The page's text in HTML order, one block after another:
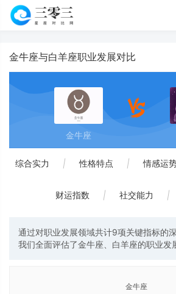
金牛座与白羊座职业发展对比
金牛座
综合实力 | 性格特点 | 情感运
财运指数 | 社交能力 |
通过对职业发展领域共计9项关键指标的
我们全面评估了金牛座、白羊座的职业发
金牛座